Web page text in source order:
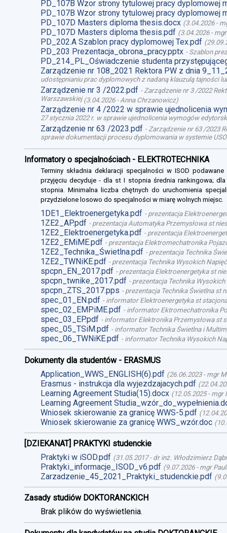
PD_107B Wzor strony tytulowej pracy dyplomowej
PD_107B Wzor strony tytulowej pracy dyplomowej
PD_107D Masters diploma thesis.docx (3.04.2026-
PD_107D Masters diploma thesis.pdf (3.04.2026-
PD_202.A Szablon pracy dyplomowej Tex.pdf (
PD_203 Prezentacja_obrona_pracy.pptx - Szablon
PD_214_PL_Oświadczenie studenta
Zarządzenie nr 108_2021 Rektora PW z dnia
udostępnianiu prac dyplomowych z nadaną klauzulą tajności
Zarządzenie nr 3 /2022.pdf - Zarządzenie nr 3 /2022
Warszawskiej(3.04.2026- Anna Chrzanowicz)
Zarządzenie nr 4 /2022 w sprawie ujednolicenia
27 stycznia 2022 r. w sprawie ujednolicenia wymogów
Zarządzenie nr 63 /2023.pdf - Zarządzenie nr 63 /2023
sprawie dokumentacji procesu dyplomowania w systemie
Informatory o specjalnościach - ELEKTROTECHNIKA
Terminy składnia deklaracji specjalności w ISOD
przyjęciu decyduje - dla st I stopnia średnia rankingowa;
stopnia. Minimalna liczba chętnych do uruchomienia
przydzielone losowo do specjalności w miarę wolnych miejsc.
1DE1_Elektroenergetyka.pdf - prezentacja
1ZE2_AP.pdf - prezentacja Automatyka Przemysłowa st
1ZE2_Elektroenergetyka.pdf - prezentacja
1ZE2_EMiME.pdf - prezentacja Elektromechatronika
1ZE2_Technika_Świetlna.pdf - prezentacja Technika
1ZE2_TWNiKE.pdf - prezentacja Technika Wysokich
spcpn_EN_2017.pdf - prezentacja Elektroenergetyka st
spcpn_twnike_2017.pdf - prezentacja Technika
spcpn_ZTS_2017.pps - prezentacja Technika Świetlna st
spec_01_EN.pdf - informator Elektroenergetyka st
spec_02_EMPiME.pdf - informator Ektromechatronika
spec_03_EP.pdf - informator Elektronika Przemysłowa st
spec_05_TSiM.pdf - informator Technika Świetlna i
spec_06_TWNiKE.pdf - informator Technika Wysokich
Dokumenty dla studentów - ERASMUS
Application_WWS_ENGLISH(6).pdf (26.06.2023- mgr
Erasmus - instrukcja dla wyjezdzajacych.pdf (
Learning Agreement Studia(15).docx (12.05.2025- mgr
Learning Agreement
Wniosek skierowanie za granicę WWS-5.pdf (
Wniosek skierowanie za granicę WWS_wzór.doc (
[DZIEKANAT] PRAKTYKI studenckie
Praktyki w iSOD.pdf (31.05.2017- dr inż. Włodzimierz
Praktyki_informacje_ISOD_v6.pdf (9.07.2026- mgr
Zarzadzenie_45_2021_Praktyki_studenckie.pdf (
Zasady studiów DOKTORANCKICH
Brak plików do wyświetlenia.